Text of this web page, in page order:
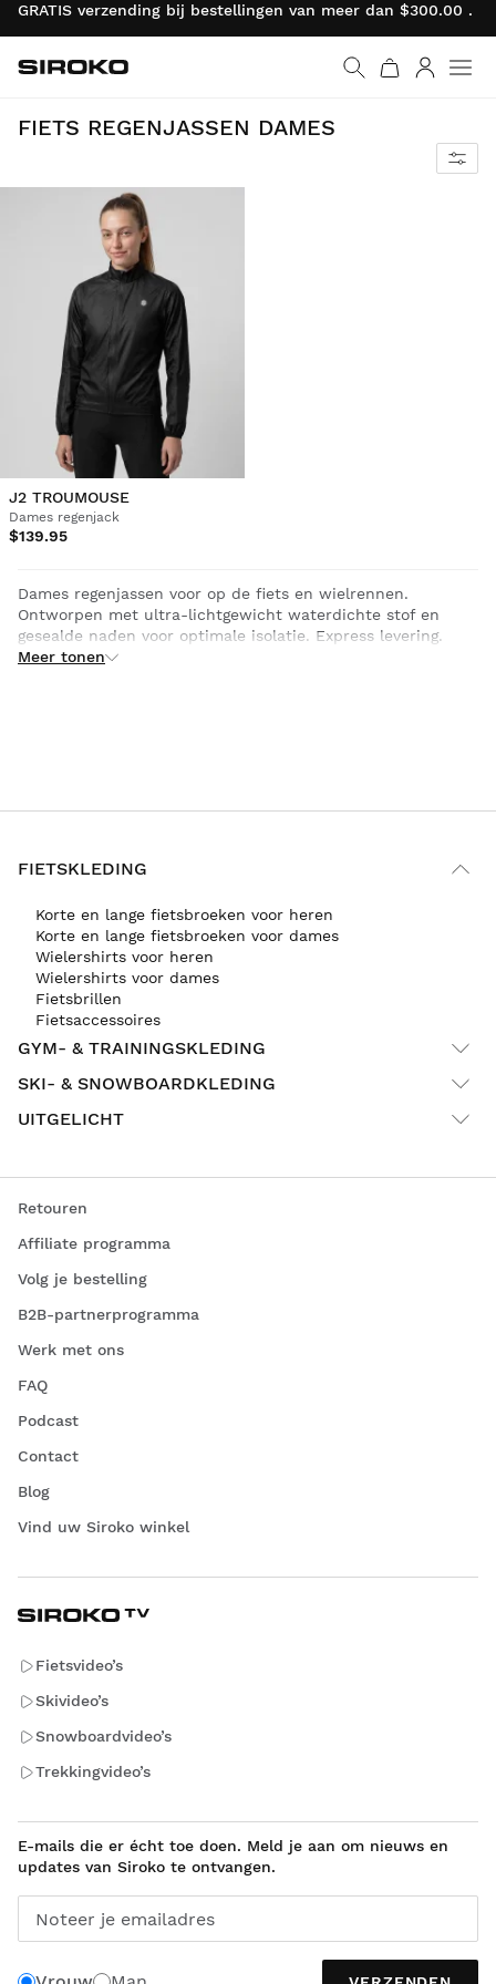
GRATIS verzending bij bestellingen van meer dan $300.00 .
Siroko.com
FIETS REGENJASSEN DAMES
Extreem waterdicht en ultralicht ontwerp dat je altijd in je zak kunt dragen voor het geval het gaat regenen.
J2 TROUMOUSE
Dames regenjack
$139.95
Dames regenjassen voor op de fiets en wielrennen.
Ontworpen met ultra-lichtgewicht waterdichte stof en
gesealde naden voor optimale isolatie. Express levering.
Meer tonen
FIETSKLEDING
Korte en lange fietsbroeken voor heren
Korte en lange fietsbroeken voor dames
Wielershirts voor heren
Wielershirts voor dames
Fietsbrillen
Fietsaccessoires
GYM- & TRAININGSKLEDING
SKI- & SNOWBOARDKLEDING
UITGELICHT
Retouren
Affiliate programma
Volg je bestelling
B2B-partnerprogramma
Werk met ons
FAQ
Podcast
Contact
Blog
Vind uw Siroko winkel
Fietsvideo’s
Skivideo’s
Snowboardvideo’s
Trekkingvideo’s
E-mails die er écht toe doen. Meld je aan om nieuws en
updates van Siroko te ontvangen.
Noteer je emailadres